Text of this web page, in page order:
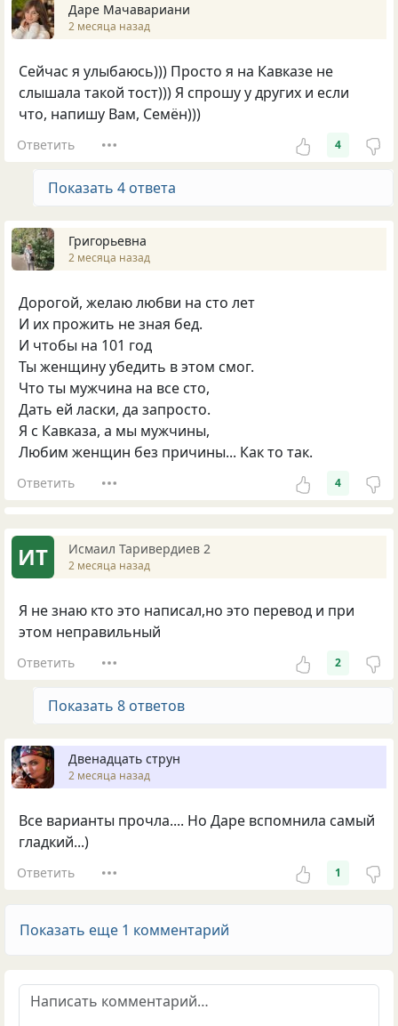
Даре Мачавариани
2 месяца назад
Сейчас я улыбаюсь))) Просто я на Кавказе не
слышала такой тост))) Я спрошу у других и если
что, напишу Вам, Семён)))
Ответить 4
Показать 4 ответа
Григорьевна
2 месяца назад
Дорогой, желаю любви на сто лет
И их прожить не зная бед.
И чтобы на 101 год
Ты женщину убедить в этом смог.
Что ты мужчина на все сто,
Дать ей ласки, да запросто.
Я с Кавказа, а мы мужчины,
Любим женщин без причины... Как то так.
Ответить 4
ИТ Исмаил Таривердиев 2
2 месяца назад
Я не знаю кто это написал,но это перевод и при
этом неправильный
Ответить 2
Показать 8 ответов
Двенадцать струн
2 месяца назад
Все варианты прочла.... Но Даре вспомнила самый
гладкий...)
Ответить 1
Показать еще 1 комментарий